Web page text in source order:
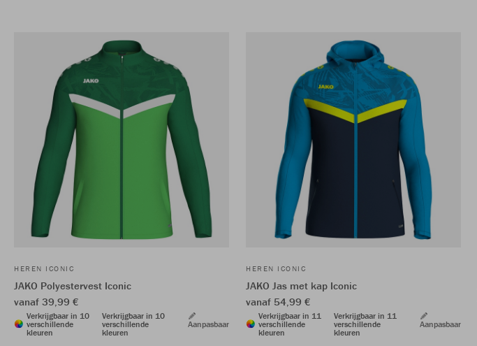
HEREN ICONIC
JAKO Polyestervest Iconic
vanaf 39,99 €
Verkrijgbaar in 10
verschillende
kleuren
Verkrijgbaar in 10
verschillende
kleuren
Aanpasbaar
HEREN ICONIC
JAKO Jas met kap Iconic
vanaf 54,99 €
Verkrijgbaar in 11
verschillende
kleuren
Verkrijgbaar in 11
verschillende
kleuren
Aanpasbaar